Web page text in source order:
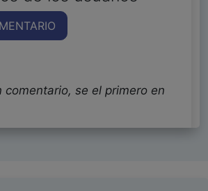
comentario, se el primero en